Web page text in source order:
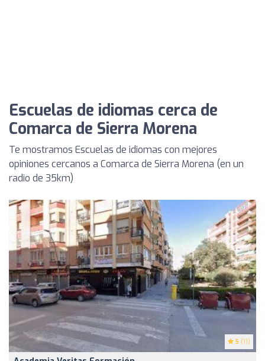
Escuelas de idiomas cerca de
Comarca de Sierra Morena
Te mostramos Escuelas de idiomas con mejores
opiniones cercanos a Comarca de Sierra Morena (en un
radio de 35km)
5 (11)